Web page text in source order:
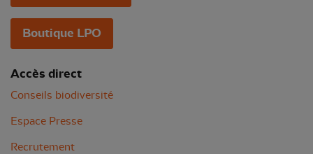
Boutique LPO
Accès direct
Conseils biodiversité
Espace Presse
Recrutement